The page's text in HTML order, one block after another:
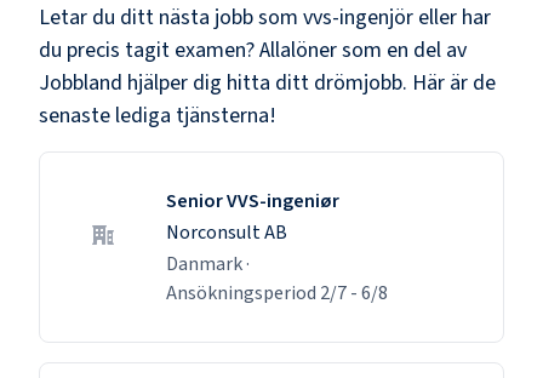
Letar du ditt nästa jobb som vvs-ingenjör eller har
du precis tagit examen? Allalöner som en del av
Jobbland hjälper dig hitta ditt drömjobb. Här är de
senaste lediga tjänsterna!
Senior VVS-ingeniør
Norconsult AB
Danmark·
Ansökningsperiod 2/7-6/8